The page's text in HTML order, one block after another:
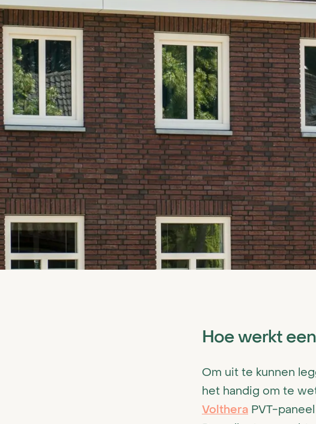
Warmtepomp
Boilervat
Montagesysteem
Smart home
oplossingen en
management
Het all-
systeem
0 op de meter
woning
Het PVT-
voor
Het PVT-
voor
Hoe werkt
Om uit te kunnen
het handig om te
Volthera PVT-